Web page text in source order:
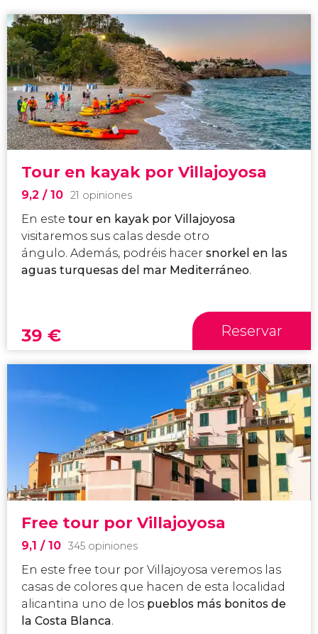
Tour en kayak por Villajoyosa
9,2 / 10 21 opiniones
En este tour en kayak por Villajoyosa
visitaremos sus calas desde otro
ángulo. Además, podréis hacer snorkel en las
aguas turquesas del mar Mediterráneo.
39 € Reservar
Free tour por Villajoyosa
9,1 / 10 345 opiniones
En este free tour por Villajoyosa veremos las
casas de colores que hacen de esta localidad
alicantina uno de los pueblos más bonitos de
la Costa Blanca.